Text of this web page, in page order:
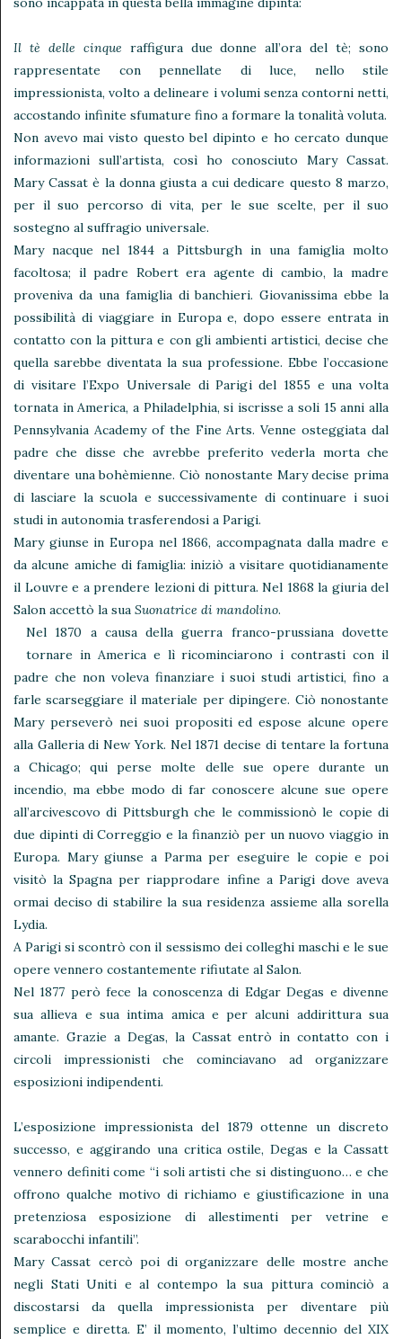
Il tè delle cinque raffigura due donne all’ora del tè; sono
rappresentate con pennellate di luce, nello stile
impressionista, volto a delineare i volumi senza contorni netti,
accostando infinite sfumature fino a formare la tonalità voluta.
Non avevo mai visto questo bel dipinto e ho cercato dunque
informazioni sull’artista, così ho conosciuto Mary Cassat.
Mary Cassat è la donna giusta a cui dedicare questo 8 marzo,
per il suo percorso di vita, per le sue scelte, per il suo
sostegno al suffragio universale.
Mary nacque nel 1844 a Pittsburgh in una famiglia molto
facoltosa; il padre Robert era agente di cambio, la madre
proveniva da una famiglia di banchieri. Giovanissima ebbe la
possibilità di viaggiare in Europa e, dopo essere entrata in
contatto con la pittura e con gli ambienti artistici, decise che
quella sarebbe diventata la sua professione. Ebbe l’occasione
di visitare l’Expo Universale di Parigi del 1855 e una volta
tornata in America, a Philadelphia, si iscrisse a soli 15 anni alla
Pennsylvania Academy of the Fine Arts. Venne osteggiata dal
padre che disse che avrebbe preferito vederla morta che
diventare una bohèmienne. Ciò nonostante Mary decise prima
di lasciare la scuola e successivamente di continuare i suoi
studi in autonomia trasferendosi a Parigi.
Mary giunse in Europa nel 1866, accompagnata dalla madre e
da alcune amiche di famiglia: iniziò a visitare quotidianamente
il Louvre e a prendere lezioni di pittura. Nel 1868 la giuria del
Salon accettò la sua Suonatrice di mandolino.
Nel 1870 a causa della guerra franco-prussiana dovette
tornare in America e lì ricominciarono i contrasti con il
padre che non voleva finanziare i suoi studi artistici, fino a
farle scarseggiare il materiale per dipingere. Ciò nonostante
Mary perseverò nei suoi propositi ed espose alcune opere
alla Galleria di New York. Nel 1871 decise di tentare la fortuna
a Chicago; qui perse molte delle sue opere durante un
incendio, ma ebbe modo di far conoscere alcune sue opere
all’arcivescovo di Pittsburgh che le commissionò le copie di
due dipinti di Correggio e la finanziò per un nuovo viaggio in
Europa. Mary giunse a Parma per eseguire le copie e poi
visitò la Spagna per riapprodare infine a Parigi dove aveva
ormai deciso di stabilire la sua residenza assieme alla sorella
Lydia.
A Parigi si scontrò con il sessismo dei colleghi maschi e le sue
opere vennero costantemente rifiutate al Salon.
Nel 1877 però fece la conoscenza di Edgar Degas e divenne
sua allieva e sua intima amica e per alcuni addirittura sua
amante. Grazie a Degas, la Cassat entrò in contatto con i
circoli impressionisti che cominciavano ad organizzare
esposizioni indipendenti.
L’esposizione impressionista del 1879 ottenne un discreto
successo, e aggirando una critica ostile, Degas e la Cassatt
vennero definiti come “i soli artisti che si distinguono… e che
offrono qualche motivo di richiamo e giustificazione in una
pretenziosa esposizione di allestimenti per vetrine e
scarabocchi infantili”.
Mary Cassat cercò poi di organizzare delle mostre anche
negli Stati Uniti e al contempo la sua pittura cominciò a
discostarsi da quella impressionista per diventare più
semplice e diretta. E’ il momento, l’ultimo decennio del XIX